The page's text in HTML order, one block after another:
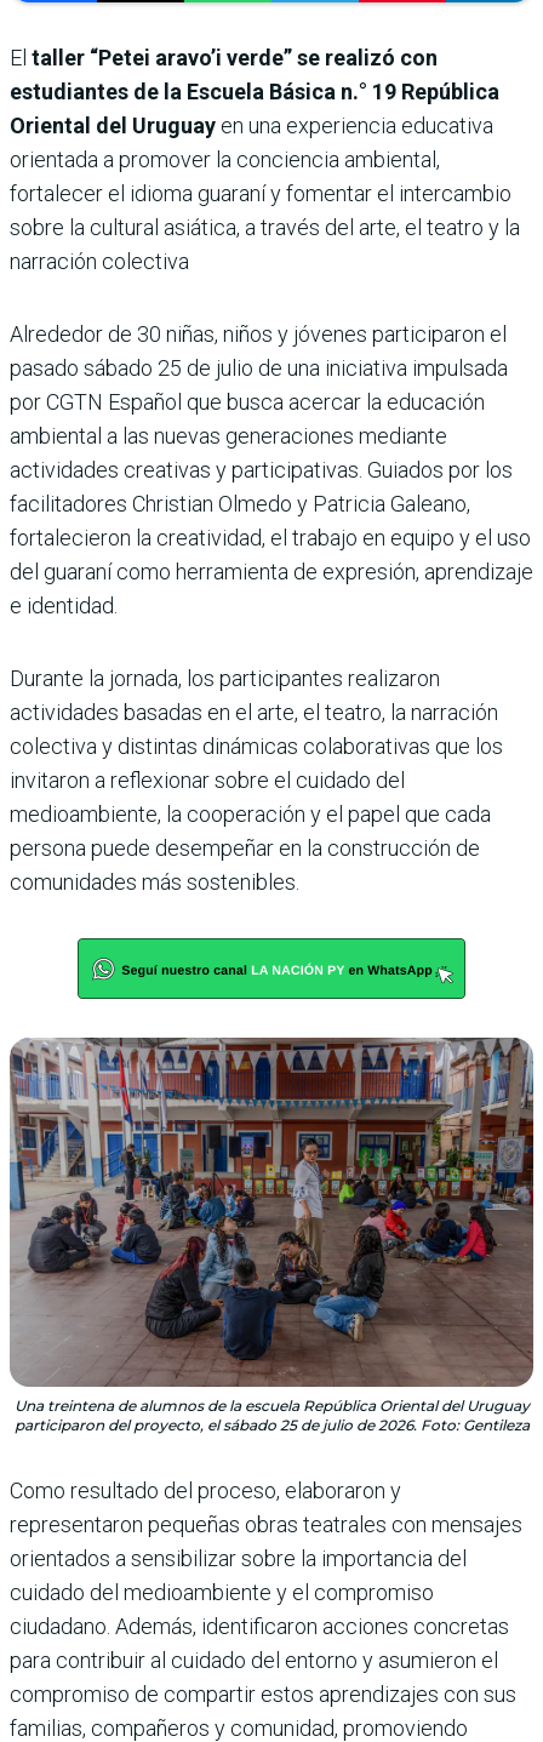
El taller “Petei aravo’i verde” se realizó con
estudiantes de la Escuela Básica n.° 19 República
Oriental del Uruguay en una experiencia educativa
orientada a promover la conciencia ambiental,
fortalecer el idioma guaraní y fomentar el intercambio
sobre la cultural asiática, a través del arte, el teatro y la
narración colectiva
Alrededor de 30 niñas, niños y jóvenes participaron el
pasado sábado 25 de julio de una iniciativa impulsada
por CGTN Español que busca acercar la educación
ambiental a las nuevas generaciones mediante
actividades creativas y participativas. Guiados por los
facilitadores Christian Olmedo y Patricia Galeano,
fortalecieron la creatividad, el trabajo en equipo y el uso
del guaraní como herramienta de expresión, aprendizaje
e identidad.
Durante la jornada, los participantes realizaron
actividades basadas en el arte, el teatro, la narración
colectiva y distintas dinámicas colaborativas que los
invitaron a reflexionar sobre el cuidado del
medioambiente, la cooperación y el papel que cada
persona puede desempeñar en la construcción de
comunidades más sostenibles.
Una treintena de alumnos de la escuela República Oriental del Uruguay
participaron del proyecto, el sábado 25 de julio de 2026. Foto: Gentileza
Como resultado del proceso, elaboraron y
representaron pequeñas obras teatrales con mensajes
orientados a sensibilizar sobre la importancia del
cuidado del medioambiente y el compromiso
ciudadano. Además, identificaron acciones concretas
para contribuir al cuidado del entorno y asumieron el
compromiso de compartir estos aprendizajes con sus
familias, compañeros y comunidad, promoviendo